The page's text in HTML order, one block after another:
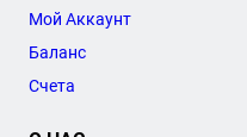
Мой Аккаунт
Баланс
Счета